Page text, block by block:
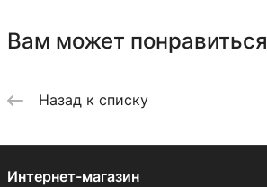
Вам может понравиться
Назад к списку
Интернет-магазин